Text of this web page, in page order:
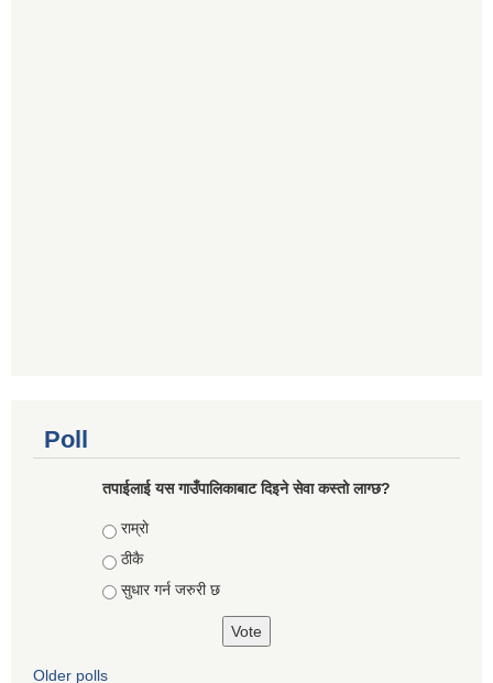
Poll
तपाईलाई यस गाउँपालिकाबाट दिइने सेवा कस्तो लाग्छ?
Choices
राम्राे
ठीकै
सुधार गर्न जरुरी छ
Older polls